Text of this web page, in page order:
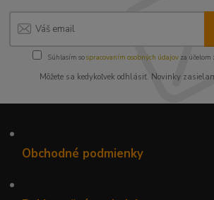
Súhlasím sospracovaním osobných údajov za účelom
Môžete sa kedykoľvek odhlásiť. Novinky
•
Obchodné podmienky
•